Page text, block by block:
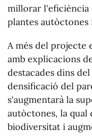
millorar l'eficiència
plantes autòctones
A més del projecte
amb explicacions
destacades dins
densificació del
s'augmentarà la
autòctones, la qual
biodiversitat i